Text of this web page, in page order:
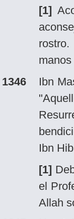
[1]
1346
Ibn
Ibn
[1]
el
Allah